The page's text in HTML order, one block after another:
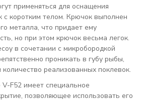
применяться для оснащения
с коротким телом. Крючок выполнен
металла, что придает ему
но при этом крючок весьма легок.
в сочетании с микробородкой
проникать в губу рыбы,
реализованных поклевок.
F52 имеет специальное
позволяющее использовать его